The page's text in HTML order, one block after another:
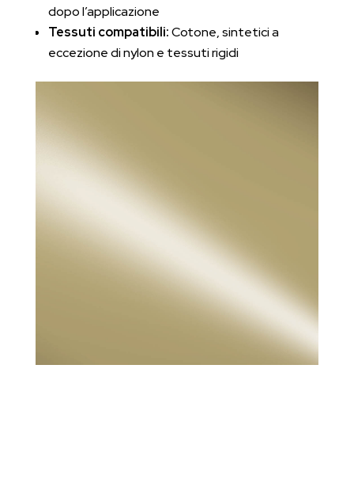
dopo l’applicazione
Tessuti compatibili:Cotone, sintetici a
eccezione di nylon e tessuti rigidi